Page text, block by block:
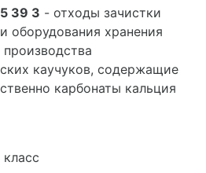
39 3 - отходы зачистки
оборудования хранения
каучуков, содержащие
карбонаты кальция
класс